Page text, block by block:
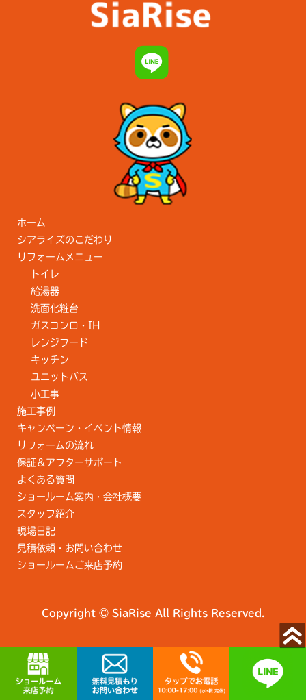
ホーム
シアライズのこだわり
リフォームメニュー
トイレ
給湯器
洗面化粧台
ガスコンロ・IH
レンジフード
キッチン
ユニットバス
小工事
施工事例
キャンペーン・イベント情報
リフォームの流れ
保証＆アフターサポート
よくある質問
ショールーム案内・会社概要
スタッフ紹介
現場日記
見積依頼・お問い合わせ
ショールームご来店予約
Copyright © SiaRise All Rights Reserved.